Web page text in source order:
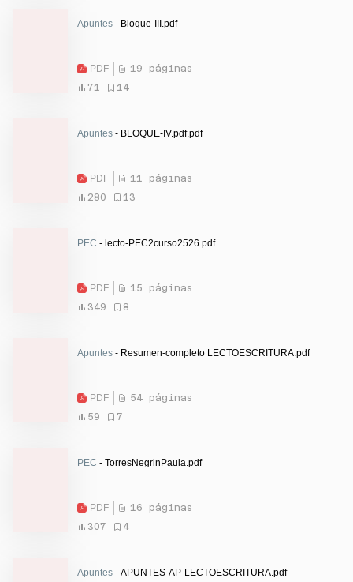
Apuntes - Bloque-III.pdf
PDF
19 páginas
71
14
Apuntes - BLOQUE-IV.pdf.pdf
PDF
11 páginas
280
13
PEC - lecto-PEC2curso2526.pdf
PDF
15 páginas
349
8
Apuntes - Resumen-completo LECTOESCRITURA.pdf
PDF
54 páginas
59
7
PEC - TorresNegrinPaula.pdf
PDF
16 páginas
307
4
Apuntes - APUNTES-AP-LECTOESCRITURA.pdf